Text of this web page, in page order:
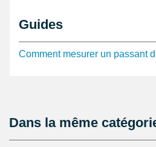
Guides
Comment mesurer un passant
Dans la même